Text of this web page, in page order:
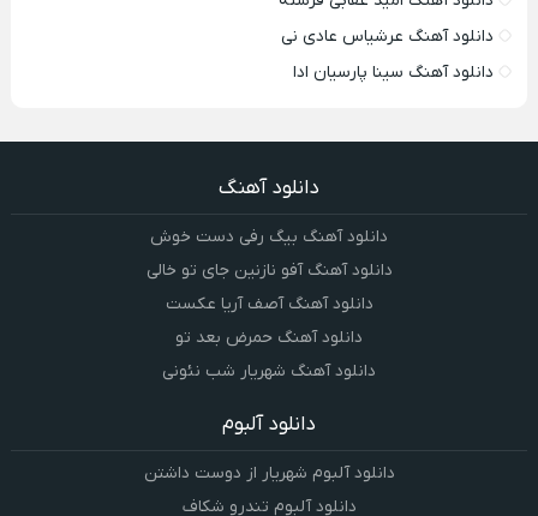
دانلود آهنگ عرشیاس عادی نی
دانلود آهنگ سینا پارسیان ادا
دانلود آهنگ
دانلود آهنگ بیگ رفی دست خوش
دانلود آهنگ آفو نازنین جای تو خالی
دانلود آهنگ آصف آریا عکست
دانلود آهنگ حمرض بعد تو
دانلود آهنگ شهریار شب نئونی
دانلود آلبوم
دانلود آلبوم شهریار از دوست داشتن
دانلود آلبوم تندرو شکاف